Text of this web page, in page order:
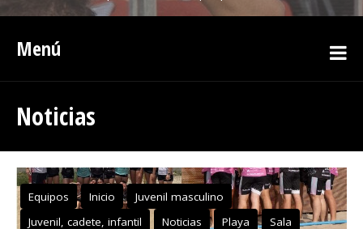
Menú
Noticias
Equipos Inicio
Juvenil masculino
Juvenil, cadete, infantil
Noticias Playa
Sala